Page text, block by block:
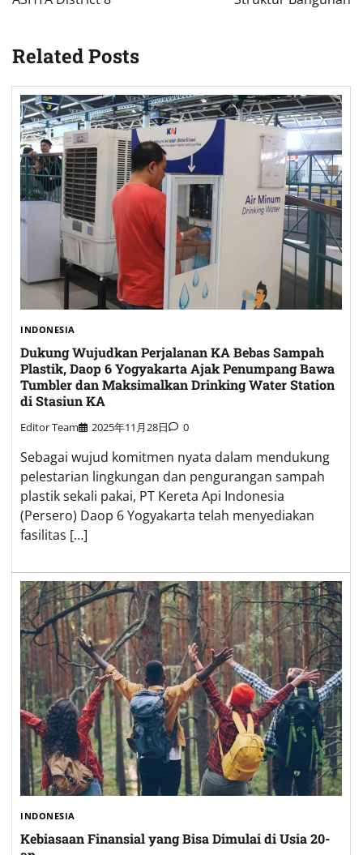
Related Posts
INDONESIA
Dukung Wujudkan Perjalanan KA Bebas Sampah
Plastik, Daop 6 Yogyakarta Ajak Penumpang Bawa
Tumbler dan Maksimalkan Drinking Water Station
di Stasiun KA
Editor Team 2025年11月28日 0
Sebagai wujud komitmen nyata dalam mendukung
pelestarian lingkungan dan pengurangan sampah
plastik sekali pakai, PT Kereta Api Indonesia
(Persero) Daop 6 Yogyakarta telah menyediakan
fasilitas […]
INDONESIA
Kebiasaan Finansial yang Bisa Dimulai di Usia 20-